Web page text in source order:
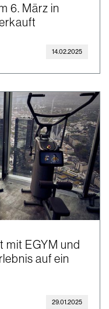
6. März in
14.02.2025
mit EGYM und
auf ein
29.01.2025